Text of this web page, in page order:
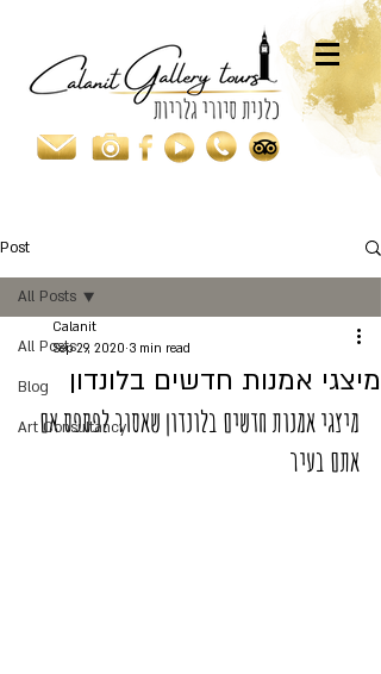
Post
All Posts
Blog
Art Consultancy
All Posts
מיצגי אמנות חדשים בלונדון
Calanit
Sep 29, 2020 3 min read
מיצגי אמנות חדשים בלונדון שאסור לפספס אם
אתם בעיר